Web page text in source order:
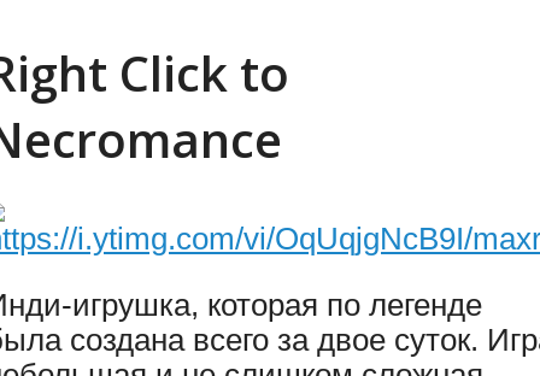
Click to
игрушка, которая по легенде
создана всего за двое суток.